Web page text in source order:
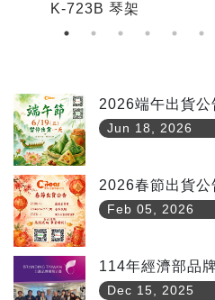
K-723B 琴架
2026端午出貨公
Jun 18, 2026
2026春節出貨公
Feb 05, 2026
114年經濟部品
Dec 15, 2025